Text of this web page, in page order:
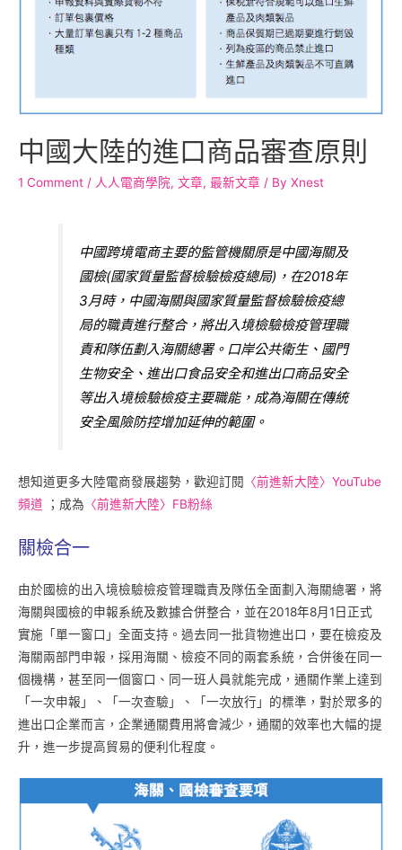
中國大陸的進口商品審查原則
1 Comment / 人人電商學院, 文章, 最新文章 / By Xnest
中國跨境電商主要的監管機關原是中國海關及
國檢(國家質量監督檢驗檢疫總局)，在2018年
3月時，中國海關與國家質量監督檢驗檢疫總
局的職責進行整合，將出入境檢驗檢疫管理職
責和隊伍劃入海關總署。口岸公共衛生、國門
生物安全、進出口食品安全和進出口商品安全
等出入境檢驗檢疫主要職能，成為海關在傳統
安全風險防控增加延伸的範圍。
想知道更多大陸電商發展趨勢，歡迎訂閱
〈前進新大陸〉YouTube
頻道 ；成為 〈前進新大陸〉FB粉絲
關檢合一
由於國檢的出入境檢驗檢疫管理職責及隊伍全面劃入海關總署，將
海關與國檢的申報系統及數據合併整合，並在2018年8月1日正式
實施「單一窗口」全面支持。過去同一批貨物進出口，要在檢疫及
海關兩部門申報，採用海關、檢疫不同的兩套系統，合併後在同一
個機構，甚至同一個窗口、同一班人員就能完成，通關作業上達到
「一次申報」、「一次查驗」、「一次放行」的標準，對於眾多的
進出口企業而言，企業通關費用將會減少，通關的效率也大幅的提
升，進一步提高貿易的便利化程度。